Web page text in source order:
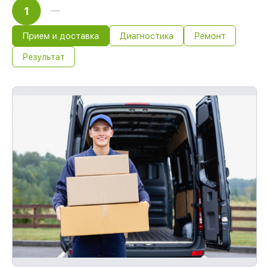
1
Прием и доставка Диагностика Ремонт
Результат